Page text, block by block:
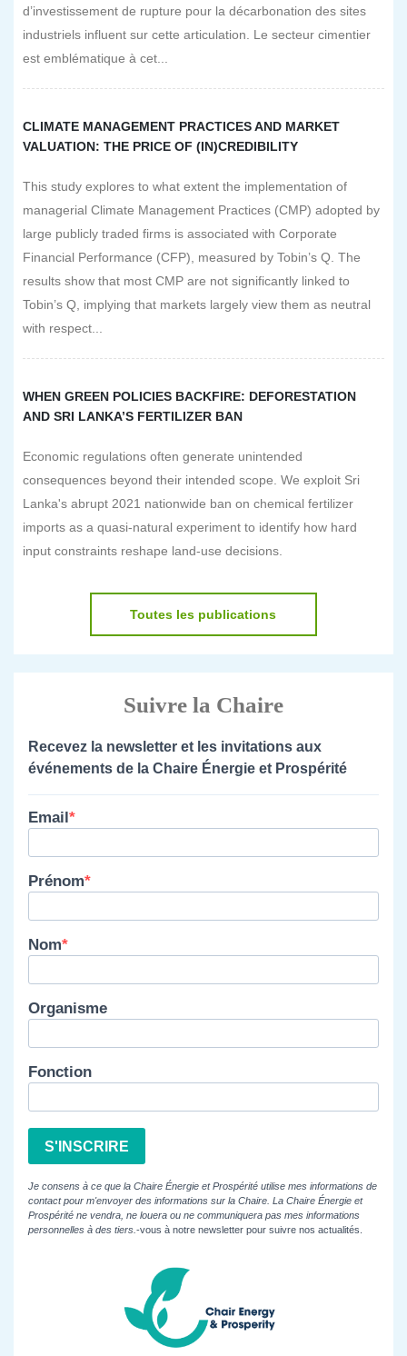
d’investissement de rupture pour la décarbonation des sites
industriels influent sur cette articulation. Le secteur cimentier
est emblématique à cet...
CLIMATE MANAGEMENT PRACTICES AND MARKET
VALUATION: THE PRICE OF (IN)CREDIBILITY
This study explores to what extent the implementation of
managerial Climate Management Practices (CMP) adopted by
large publicly traded firms is associated with Corporate
Financial Performance (CFP), measured by Tobin’s Q. The
results show that most CMP are not significantly linked to
Tobin’s Q, implying that markets largely view them as neutral
with respect...
WHEN GREEN POLICIES BACKFIRE: DEFORESTATION
AND SRI LANKA’S FERTILIZER BAN
Economic regulations often generate unintended
consequences beyond their intended scope. We exploit Sri
Lanka's abrupt 2021 nationwide ban on chemical fertilizer
imports as a quasi-natural experiment to identify how hard
input constraints reshape land-use decisions.
Toutes les publications
Suivre la Chaire
Recevez la newsletter et les invitations aux
événements de la Chaire Énergie et Prospérité
Email
Prénom
Nom
Organisme
Fonction
S'INSCRIRE
Je consens à ce que la Chaire Énergie et Prospérité utilise mes informations de
contact pour m'envoyer des informations sur la Chaire. La Chaire Énergie et
Prospérité ne vendra, ne louera ou ne communiquera pas mes informations
personnelles à des tiers. -vous à notre newsletter pour suivre nos actualités.